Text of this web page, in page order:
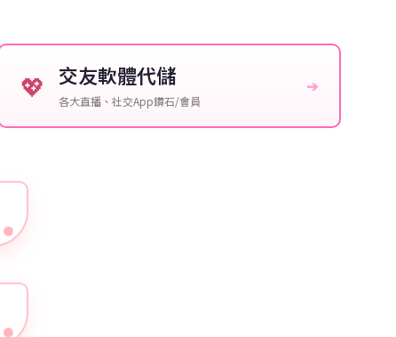
💖 交友軟體代儲
各大直播、社交App鑽石/會員
➔